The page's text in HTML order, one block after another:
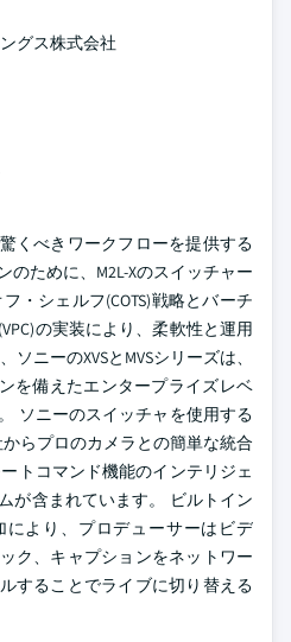
グス株式会社
くべきワークフローを提供する
のために、M2L-Xのスイッチャー
・シェルフ(COTS)戦略とバーチ
の実装により、柔軟性と運用
ニーのXVSとMVSシリーズは、
を備えたエンタープライズレベ
ソニーのスイッチャを使用する
らプロのカメラとの簡単な統合
トコマンド機能のインテリジェ
が含まれています。 ビルトイン
より、プロデューサーはビデ
ク、キャプションをネットワー
することでライブに切り替える